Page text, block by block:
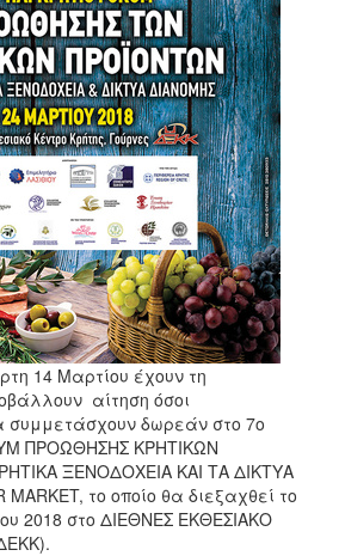
14 Μαρτίου έχουν τη
αίτηση όσοι
συμμετάσχουν δωρεάν στο 7ο
ΠΡΟΩΘΗΣΗΣ ΚΡΗΤΙΚΩΝ
ΞΕΝΟΔΟΧΕΙΑ ΚΑΙ ΤΑ ΔΙΚΤΥΑ
το οποίο θα διεξαχθεί το
2018 στο ΔΙΕΘΝΕΣ ΕΚΘΕΣΙΑΚΟ